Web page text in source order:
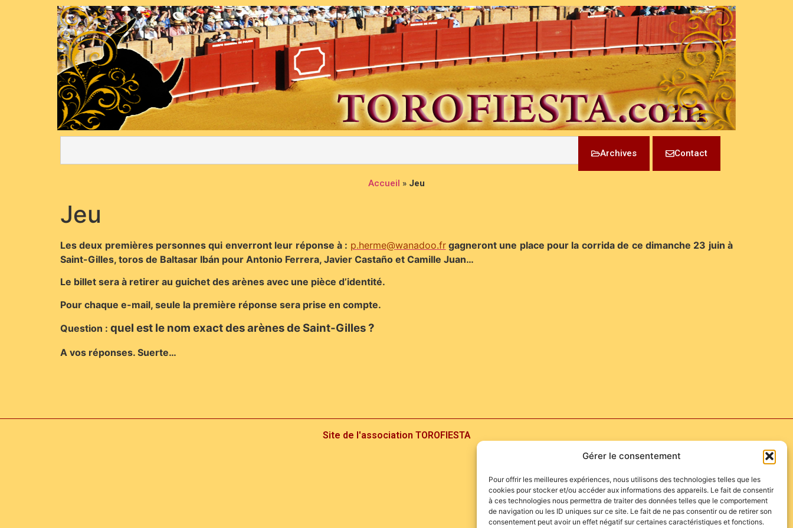
Gérer le consentement
Pour offrir les meilleures expériences, nous utilisons des technologies telles que les
cookies pour stocker et/ou accéder aux informations des appareils. Le fait de consentir
à ces technologies nous permettra de traiter des données telles que le comportement
de navigation ou les ID uniques sur ce site. Le fait de ne pas consentir ou de retirer son
consentement peut avoir un effet négatif sur certaines caractéristiques et fonctions.
Archives Contact
Accueil » Jeu
Jeu
Les deux premières personnes qui enverront leur réponse à : p.herme@wanadoo.frgagneront une place pour la corrida de ce dimanche 23 juin à
Saint-Gilles, toros de Baltasar Ibán pour Antonio Ferrera, Javier Castaño et Camille Juan…
Le billet sera à retirer au guichet des arènes avec une pièce d’identité.
Pour chaque e-mail, seule la première réponse sera prise en compte.
Question : quel est le nom exact des arènes de Saint-Gilles ?
A vos réponses. Suerte…
Site de l'association TOROFIESTA